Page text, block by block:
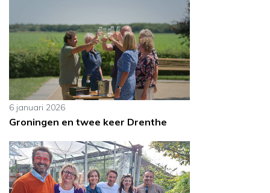
6 januari 2026
Groningen en twee keer Drenthe